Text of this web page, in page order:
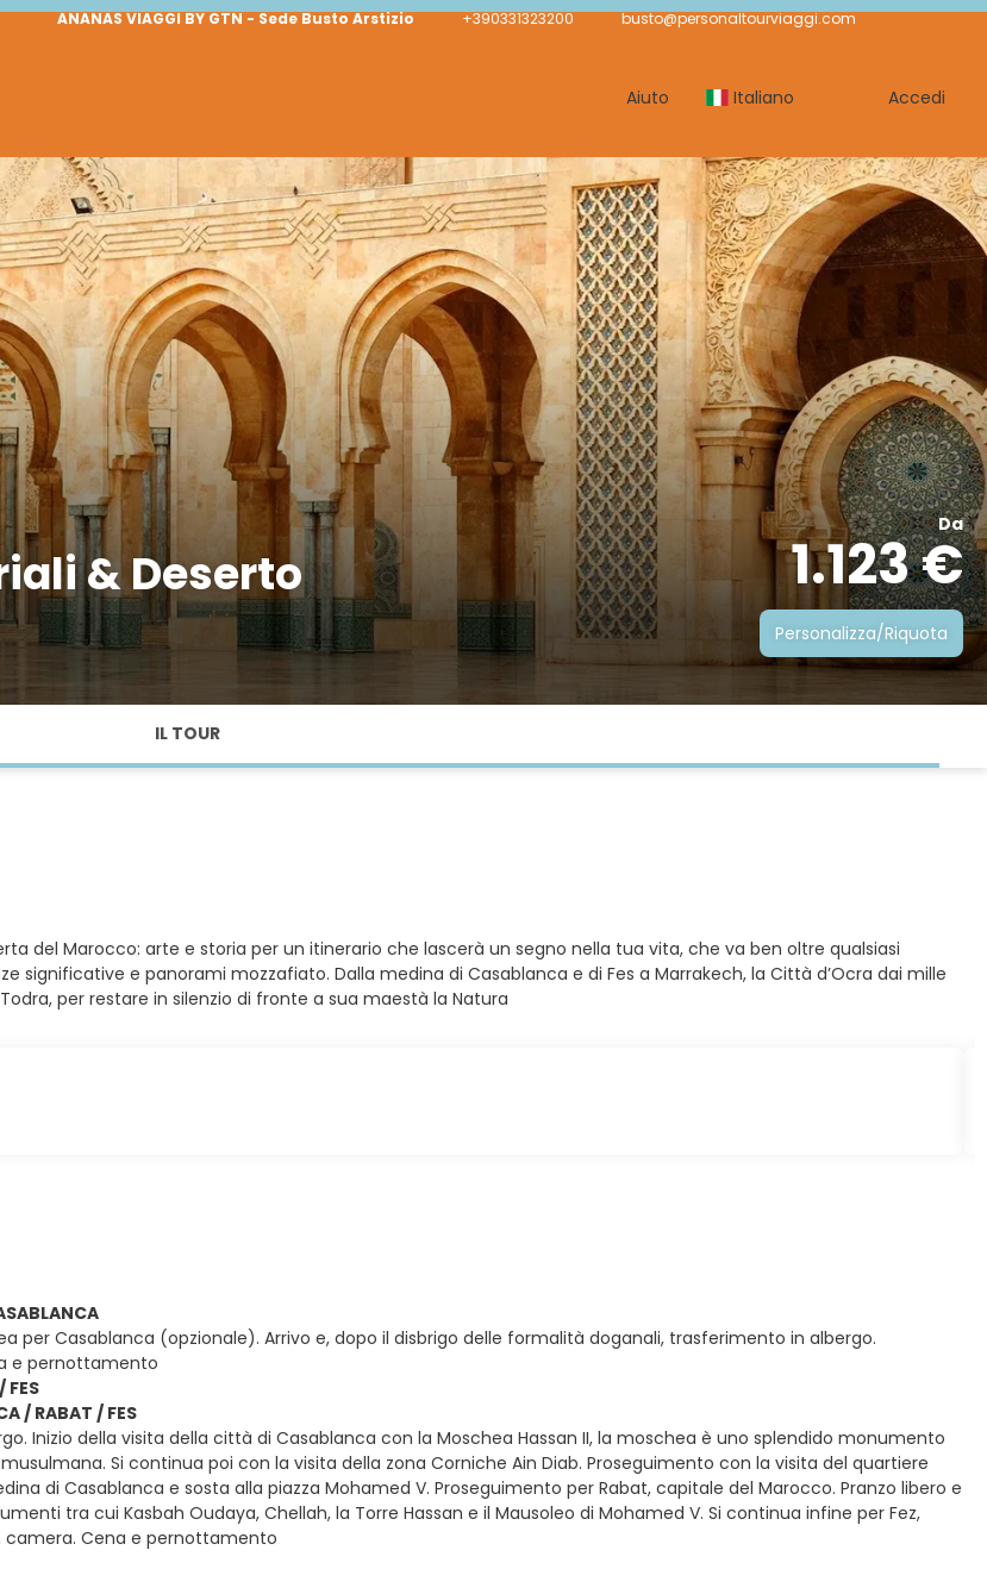
ANANAS VIAGGI BY GTN - Sede Busto Arstizio +390331323200 busto@personaltourviaggi.com
Aiuto Italiano Accedi
& Deserto
Da
1.123 €
Personalizza/Riquota
IL TOUR
del Marocco: arte e storia per un itinerario che lascerà un segno nella tua vita, che va ben oltre qualsiasi
e panorami mozzafiato. Dalla medina di Casablanca e di Fes a Marrakech, la Città d’Ocra dai mille
per restare in silenzio di fronte a sua maestà la Natura
per Casablanca (opzionale). Arrivo e, dopo il disbrigo delle formalità doganali, trasferimento in albergo.
e pernottamento
FES
/ RABAT / FES
Inizio della visita della città di Casablanca con la Moschea Hassan II, la moschea è uno splendido monumento
Si continua poi con la visita della zona Corniche Ain Diab. Proseguimento con la visita del quartiere
di Casablanca e sosta alla piazza Mohamed V. Proseguimento per Rabat, capitale del Marocco. Pranzo libero e
tra cui Kasbah Oudaya, Chellah, la Torre Hassan e il Mausoleo di Mohamed V. Si continua infine per Fez,
camera. Cena e pernottamento